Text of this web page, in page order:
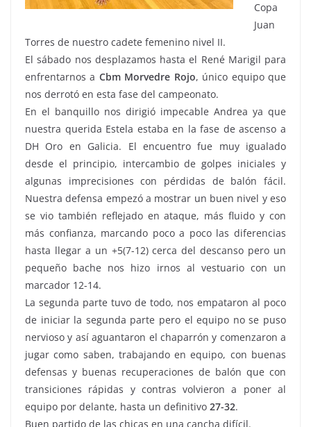
Copa
Juan
Torres de nuestro cadete femenino nivel II.
El sábado nos desplazamos hasta el René Marigil para
enfrentarnos a Cbm Morvedre Rojo, único equipo que
nos derrotó en esta fase del campeonato.
En el banquillo nos dirigió impecable Andrea ya que
nuestra querida Estela estaba en la fase de ascenso a
DH Oro en Galicia. El encuentro fue muy igualado
desde el principio, intercambio de golpes iniciales y
algunas imprecisiones con pérdidas de balón fácil.
Nuestra defensa empezó a mostrar un buen nivel y eso
se vio también reflejado en ataque, más fluido y con
más confianza, marcando poco a poco las diferencias
hasta llegar a un +5(7-12) cerca del descanso pero un
pequeño bache nos hizo irnos al vestuario con un
marcador 12-14.
La segunda parte tuvo de todo, nos empataron al poco
de iniciar la segunda parte pero el equipo no se puso
nervioso y así aguantaron el chaparrón y comenzaron a
jugar como saben, trabajando en equipo, con buenas
defensas y buenas recuperaciones de balón que con
transiciones rápidas y contras volvieron a poner al
equipo por delante, hasta un definitivo 27-32.
Buen partido de las chicas en una cancha difícil.